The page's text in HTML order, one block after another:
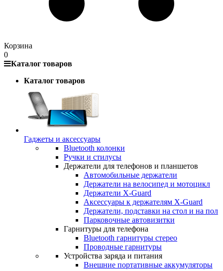
Корзина
0
Каталог товаров
Каталог товаров
Гаджеты и аксессуары
Bluetooth колонки
Ручки и стилусы
Держатели для телефонов и планшетов
Автомобильные держатели
Держатели на велосипед и мотоцикл
Держатели X-Guard
Аксессуары к держателям X-Guard
Держатели, подставки на стол и на пол
Парковочные автовизитки
Гарнитуры для телефона
Bluetooth гарнитуры стерео
Проводные гарнитуры
Устройства заряда и питания
Внешние портативные аккумуляторы